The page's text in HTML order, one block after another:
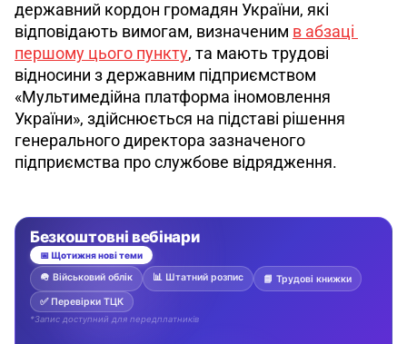
державний кордон громадян України, які
відповідають вимогам, визначеним в абзаці
першому цього пункту, та мають трудові
відносини з державним підприємством
«Мультимедійна платформа іномовлення
України», здійснюється на підставі рішення
генерального директора зазначеного
підприємства про службове відрядження.